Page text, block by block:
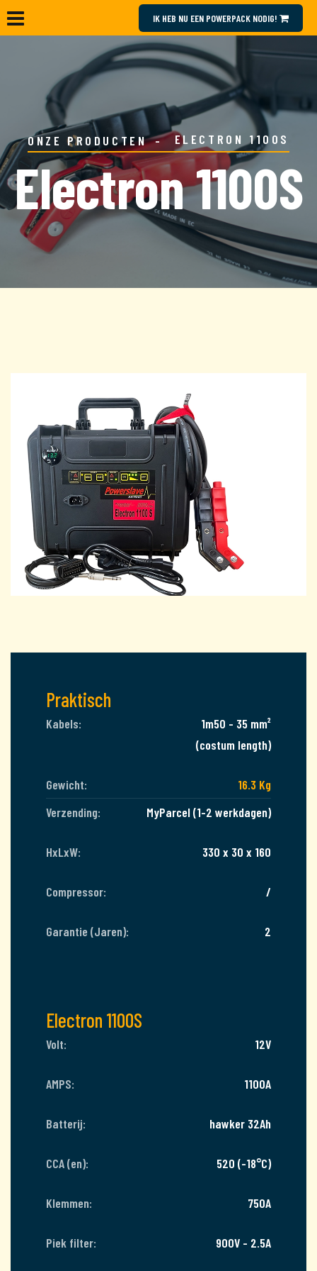
IK HEB NU EEN POWERPACK NODIG!
ONZE PRODUCTEN ELECTRON 1100S
Electron 1100S
Praktisch
Kabels:
1m50 - 35 mm²
(costum length)
Gewicht:
16.3 Kg
Verzending:
MyParcel (1-2 werkdagen)
HxLxW: 330 x 30 x 160
Compressor: /
Garantie (Jaren): 2
Electron 1100S
Volt: 12V
AMPS: 1100A
Batterij: hawker 32Ah
CCA (en): 520 (-18°C)
Klemmen: 750A
Piek filter: 900V - 2.5A